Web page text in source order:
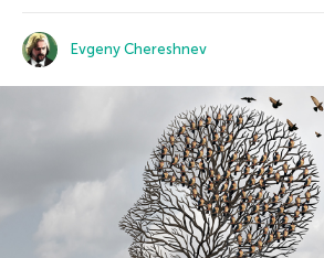
Evgeny Chereshnev